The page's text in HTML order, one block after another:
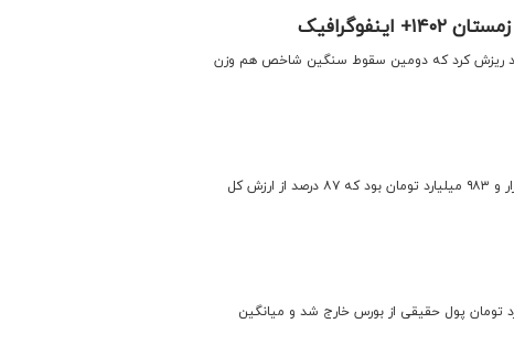
امروز شاخص کل هم‌وزن بورس نیز ۱۰ هزار و ۶۸۹ واحد ریزش کرد که دومین سقوط سنگین شاخص هم وزن
اقتصادنیوز: امروز ارزش معاملات اوراق بدهی در بازار ثانویه ۴۲ هزار و ۹۸۳ میلیارد تومان بود که ۸۷ درصد از ارزش کل
در مجموع کل معاملات هفته اخیر هزار و ۲۰۲ میلیارد تومان پول حقیقی از بورس خارج شد و میانگین